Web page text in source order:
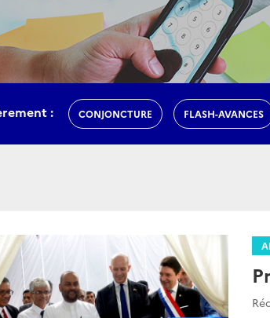
: CONJONCTURE FLASH-AVANCES